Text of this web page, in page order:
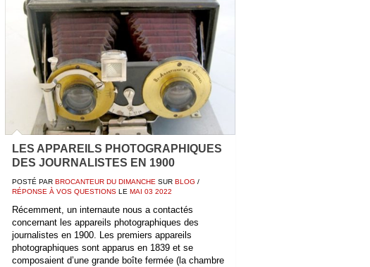
LES APPAREILS PHOTOGRAPHIQUES
DES JOURNALISTES EN 1900
POSTÉ PAR BROCANTEUR DU DIMANCHE SUR BLOG /
RÉPONSE À VOS QUESTIONS LE MAI 03 2022
Récemment, un internaute nous a contactés
concernant les appareils photographiques des
journalistes en 1900. Les premiers appareils
photographiques sont apparus en 1839 et se
composaient d’une grande boîte fermée (la chambre